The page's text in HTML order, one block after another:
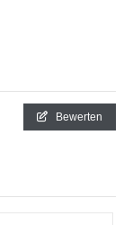
Bewerten